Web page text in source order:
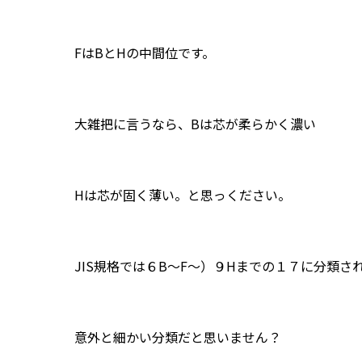
FはBとHの中間位です。
大雑把に言うなら、Bは芯が柔らかく濃い
Hは芯が固く薄い。と思っください。
JIS規格では６B～F～）９Hまでの１７に分類さ
意外と細かい分類だと思いません？